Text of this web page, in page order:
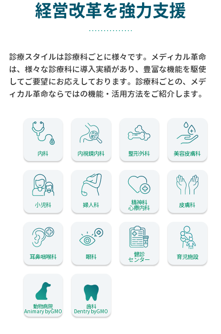
経営改革を強力支援
診療スタイルは診療科ごとに様々です。メディカル革命
は、様々な診療科に導入実績があり、 豊富な機能を駆使
してご要望にお応えしております。 診療科ごとの、メデ
ィカル革命ならではの機能・活用方法をご紹介します。
内科 内視鏡内科 整形外科 美容皮膚科
小児科 婦人科 精神科
心療内科 皮膚科
耳鼻咽喉科 眼科 健診
センター 育児施設
動物病院
Animary byGMO
歯科
Dentry byGMO